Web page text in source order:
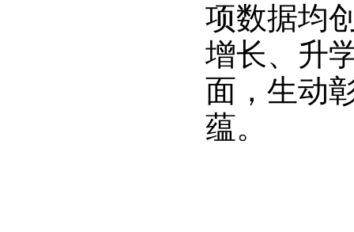
项数据均
增长、升
面，生动
蕴。